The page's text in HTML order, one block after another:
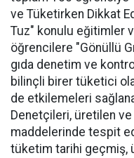
ve Tüketirken Dikkat
Tuz" konulu eğitimler
öğrencilere "Gönüllü
gıda denetim ve
bilinçli birer tüketici
de etkilemeleri
Denetçileri, üretilen ve
maddelerinde tespit
tüketim tarihi geçmiş,